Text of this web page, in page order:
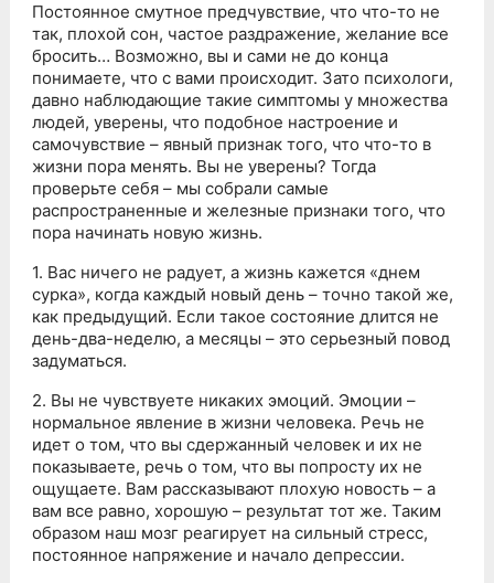
Постоянное смутное предчувствие, что что-то не
так, плохой сон, частое раздражение, желание все
бросить… Возможно, вы и сами не до конца
понимаете, что с вами происходит. Зато психологи,
давно наблюдающие такие симптомы у множества
людей, уверены, что подобное настроение и
самочувствие – явный признак того, что что-то в
жизни пора менять. Вы не уверены? Тогда
проверьте себя – мы собрали самые
распространенные и железные признаки того, что
пора начинать новую жизнь.
1. Вас ничего не радует, а жизнь кажется «днем
сурка», когда каждый новый день – точно такой же,
как предыдущий. Если такое состояние длится не
день-два-неделю, а месяцы – это серьезный повод
задуматься.
2. Вы не чувствуете никаких эмоций. Эмоции –
нормальное явление в жизни человека. Речь не
идет о том, что вы сдержанный человек и их не
показываете, речь о том, что вы попросту их не
ощущаете. Вам рассказывают плохую новость – а
вам все равно, хорошую – результат тот же. Таким
образом наш мозг реагирует на сильный стресс,
постоянное напряжение и начало депрессии.